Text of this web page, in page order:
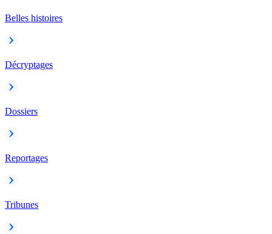
Belles histoires
Décryptages
Dossiers
Reportages
Tribunes